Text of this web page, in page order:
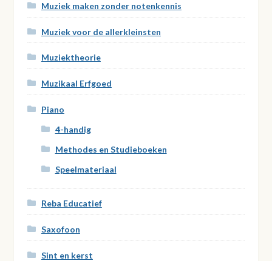
Muziek maken zonder notenkennis
Muziek voor de allerkleinsten
Muziektheorie
Muzikaal Erfgoed
Piano
4-handig
Methodes en Studieboeken
Speelmateriaal
Reba Educatief
Saxofoon
Sint en kerst